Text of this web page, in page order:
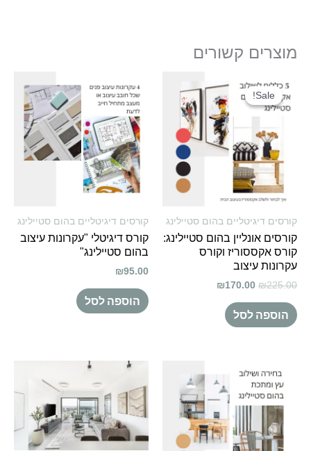
מוצרים קשורים
Sale!
Sale!
קורסים דיגיטליים בהום סטיילינג
קורסים אונליין בהום סטיילינג:
קורס אקססוריז וקורס
עקרונות עיצוב
₪225.00
₪170.00
הוספה לסל
קורסים דיגיטליים בהום סטיילינג
קורס דיגיטלי "עקרונות עיצוב
בהום סטיילינג"
₪95.00
הוספה לסל